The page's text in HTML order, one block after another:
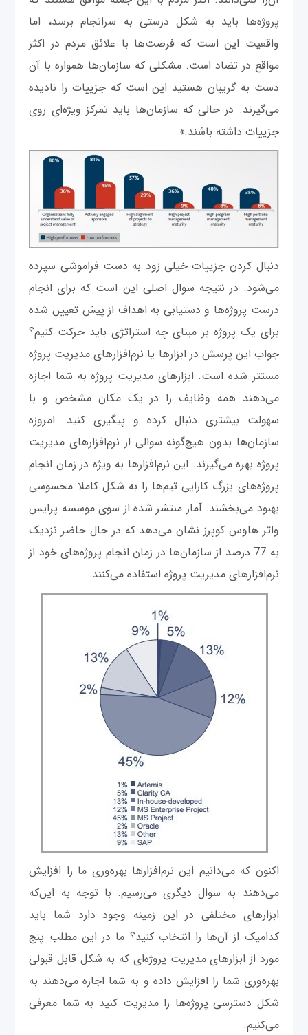
پروژه‌ها باید به شکل درستی به سرانجام برسد، اما
واقعیت این است که فرصت‌ها با علائق مردم در اکثر
مواقع در تضاد است. مشکلی که سازمان‌ها همواره با آن
دست به گریبان هستید این است که جزییات را نادیده
می‌گیرند. در حالی که سازمان‌ها باید تمرکز ویژه‌ای روی
جزییات داشته باشند.»
دنبال کردن جزییات خیلی زود به دست فراموشی سپرده
می‌شود. در نتیجه سوال اصلی این است که برای انجام
درست پروژه‌ها و دستیابی به اهداف از پیش تعیین شده
برای یک پروژه بر مبنای چه استراتژی باید حرکت کنیم؟
جواب این پرسش در ابزارها یا نرم‌افزارهای مدیریت پروژه
مستتر شده است. ابزارهای مدیریت پروژه به شما اجازه
می‌دهند همه وظایف را در یک مکان مشخص و با
سهولت بیشتری دنبال کرده و پیگیری کنید. امروزه
سازمان‌ها بدون هیچ‌گونه سوالی از نرم‌افزارهای مدیریت
پروژه بهره می‌گیرند. این نرم‌افزارها به ویژه در زمان انجام
پروژه‌های بزرگ کارایی تیم‌ها را به شکل کاملا محسوسی
بهبود می‌بخشند. آمار منتشر شده از سوی موسسه پرایس
واتر هاوس کوپرز نشان می‌دهد که در حال حاضر نزدیک
به 77 درصد از سازمان‌ها در زمان انجام پروژه‌های خود از
نرم‌افزارهای مدیریت پروژه استفاده می‌کنند.
اکنون که می‌دانیم این نرم‌افزارها بهره‌وری ما را افزایش
می‌دهند به سوال دیگری می‌رسیم. با توجه به این‌که
ابزارهای مختلفی در این زمینه وجود دارد شما باید
کدامیک از آن‌ها را انتخاب کنید؟ ما در این مطلب پنج
مورد از ابزارهای مدیریت پروژه‌ای که به شکل قابل قبولی
بهره‌وری شما را افزایش داده و به شما اجازه می‌دهند به
شکل دسترسی پروژه‌ها را مدیریت کنید به شما معرفی
می‌کنیم.